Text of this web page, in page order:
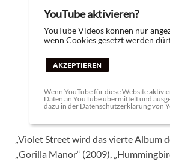
YouTube aktivieren?
YouTube Videos können nur
wenn Cookies gesetzt werden
AKZEPTIEREN
Wenn YouTube für diese Website
Daten an YouTube übermittelt und
dazu in der Datenschutzerklärung von
„Violet Street wird das vierte Album
„Gorilla Manor“ (2009),